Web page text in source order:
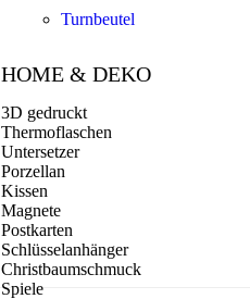
Turnbeutel
HOME & DEKO
3D gedruckt
Thermoflaschen
Untersetzer
Porzellan
Kissen
Magnete
Postkarten
Schlüsselanhänger
Christbaumschmuck
Spiele